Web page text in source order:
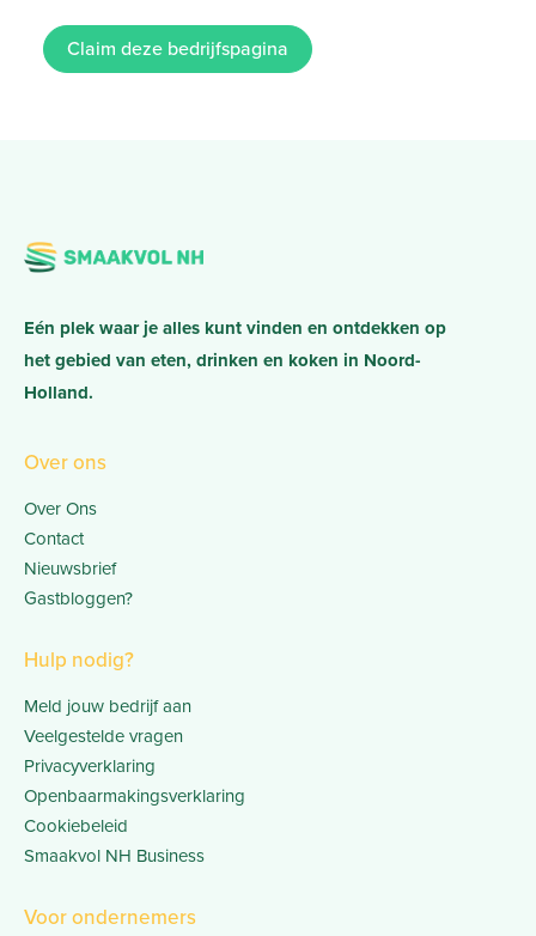
Claim deze bedrijfspagina
Eén plek waar je alles kunt vinden en ontdekken op
het gebied van eten, drinken en koken in Noord-
Holland.
Over ons
Over Ons
Contact
Nieuwsbrief
Gastbloggen?
Hulp nodig?
Meld jouw bedrijf aan
Veelgestelde vragen
Privacyverklaring
Openbaarmakingsverklaring
Cookiebeleid
Smaakvol NH Business
Voor ondernemers